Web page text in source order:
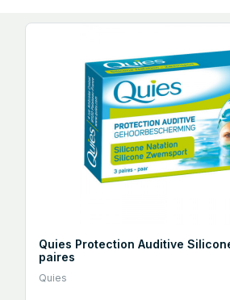
Quies Protection Auditive
paires
Quies